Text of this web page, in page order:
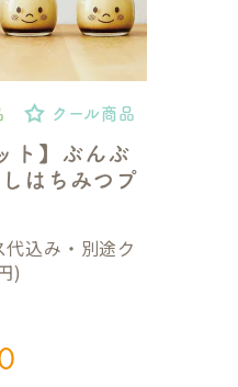
クール商品
ト】ぶんぶ
はちみつプ
込み・別途ク
)